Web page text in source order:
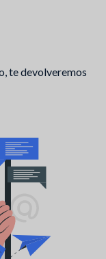
te devolveremos